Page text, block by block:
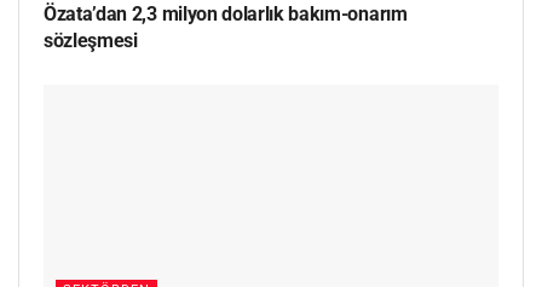
Özata’dan 2,3 milyon dolarlık bakım-onarım
sözleşmesi